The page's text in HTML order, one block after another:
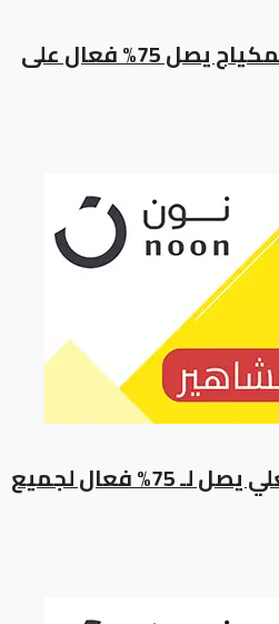
كود خصم نون راعية المكياج يصل 75% فعال على
كود خصم نون نورة العلي يصل لـ 75% فعال لجميع